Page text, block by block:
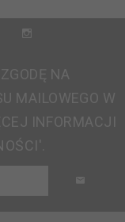
NA
MAILOWEGO W
INFORMACJI